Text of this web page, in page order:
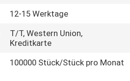
12-15 Werktage
T/T, Western Union,
Kreditkarte
100000 Stück/Stück pro Monat